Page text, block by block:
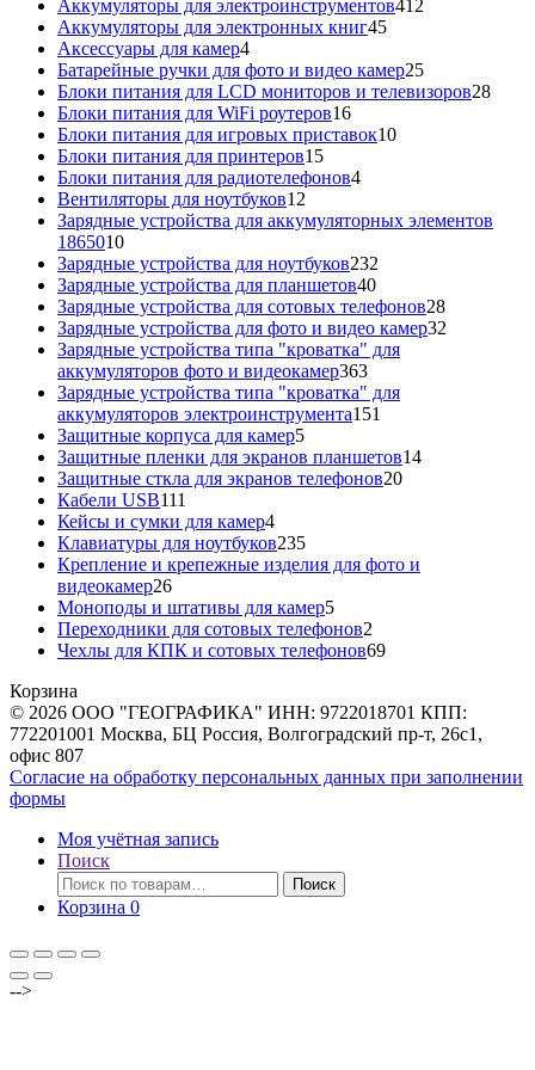
Аккумуляторы для электроинструментов412
Аккумуляторы для электронных книг4545
Аксессуары для камер44
товара
Батарейные ручки для фото и видео камер2525
товаров
Блоки питания для LCD мониторов и телевизоров2828
Блоки питания для WiFi роутеров1616
товаров
Блоки питания для игровых приставок1010
Блоки питания для принтеров1515
товаров
Блоки питания для радиотелефонов44
Вентиляторы для ноутбуков12
товаров
Зарядные устройства для аккумуляторных элементов
186501010
товаров
Зарядные устройства для ноутбуков232
Зарядные устройства для планшетов4040
товаров
Зарядные устройства для сотовых телефонов2828
товаров
Зарядные устройства для фото и видео камер32
Зарядные устройства типа "кроватка" для
аккумуляторов фото и видеокамер363363
товара
Зарядные устройства типа "кроватка" для
аккумуляторов электроинструмента151
Защитные корпуса для камер55
товаров
Защитные пленки для экранов планшетов1414
Защитные сткла для экранов телефонов2020
Кабели USB111
товаров
Кейсы и сумки для камер44
товара
Клавиатуры для ноутбуков235235
товаров
Крепление и крепежные изделия для фото и
видеокамер2626
товаров
Моноподы и штативы для камер55
товаров
Переходники для сотовых телефонов2
товара
Чехлы для КПК и сотовых телефонов6969
Корзина
© 2026 ООО "ГЕОГРАФИКА" ИНН: 9722018701 КПП:
772201001 Москва, БЦ Россия, Волгоградский пр-т, 26с1,
офис 807
Согласие на обработку персональных данных при заполнении
формы
Моя учётная запись
Поиск
Искать:
Поиск
Корзина 0
-->